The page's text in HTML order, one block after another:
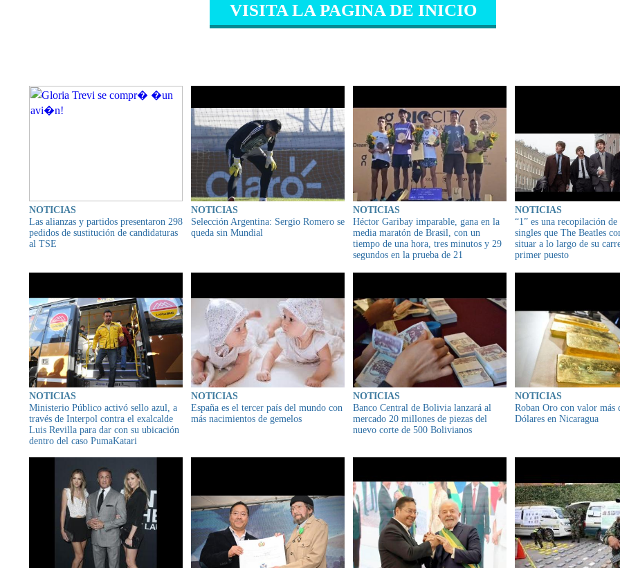
VISITA LA PAGINA DE INICIO
NOTICIAS
Las alianzas y partidos presentaron 298
pedidos de sustitución de candidaturas
al TSE
NOTICIAS
Selección Argentina: Sergio Romero se
queda sin Mundial
NOTICIAS
Héctor Garibay imparable, gana en la
media maratón de Brasil, con un
tiempo de una hora, tres minutos y 29
segundos en la prueba de 21
NOTICIAS
“1” es una recopilación
singles que The Beatles
situar a lo largo de su
primer puesto
NOTICIAS
Ministerio Público activó sello azul, a
través de Interpol contra el exalcalde
Luis Revilla para dar con su ubicación
dentro del caso PumaKatari
NOTICIAS
España es el tercer país del mundo con
más nacimientos de gemelos
NOTICIAS
Banco Central de Bolivia lanzará al
mercado 20 millones de piezas del
nuevo corte de 500 Bolivianos
NOTICIAS
Roban Oro con valor más
Dólares en Nicaragua